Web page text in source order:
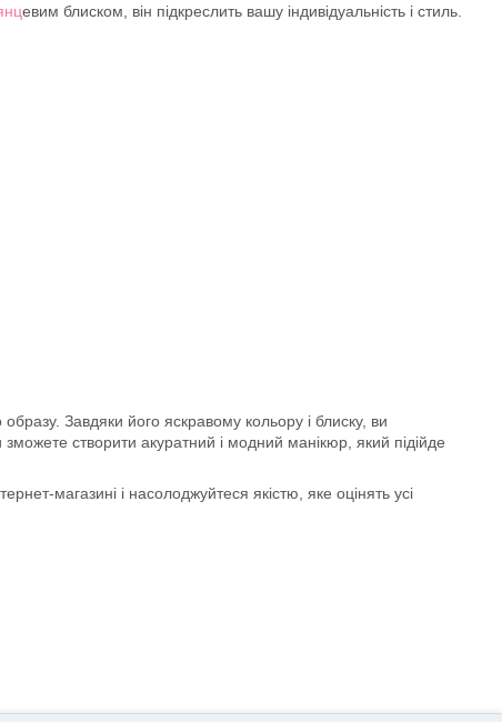
евим блиском, він підкреслить вашу індивідуальність і стиль.
Завдяки його яскравому кольору і блиску, ви
створити акуратний і модний манікюр, який підійде
магазині і насолоджуйтеся якістю, яке оцінять усі